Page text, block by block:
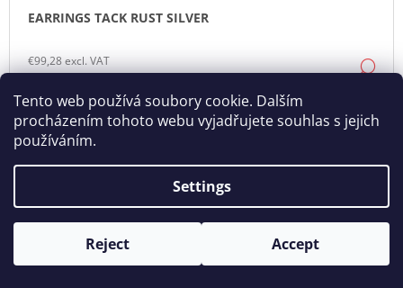
Tento web používá soubory cookie. Dalším
procházením tohoto webu vyjadřujete souhlas s jejich
používáním.
Settings
Reject Accept
Opening hours: Tue - Sun - 11:00 -19:00
EARRINGS TACK RUST SILVER
€99,28 excl. VAT
€120,13